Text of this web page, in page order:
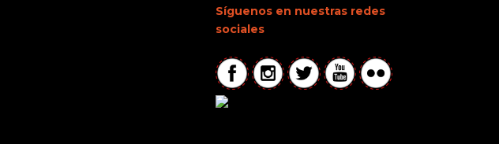
Síguenos en nuestras redes
sociales